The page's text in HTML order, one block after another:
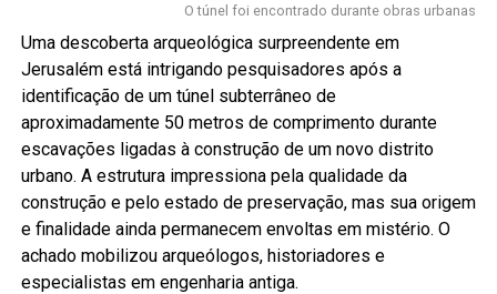
O túnel foi encontrado durante obras urbanas
Uma descoberta arqueológica surpreendente em
Jerusalém está intrigando pesquisadores após a
identificação de um túnel subterrâneo de
aproximadamente 50 metros de comprimento durante
escavações ligadas à construção de um novo distrito
urbano. A estrutura impressiona pela qualidade da
construção e pelo estado de preservação, mas sua origem
e finalidade ainda permanecem envoltas em mistério. O
achado mobilizou arqueólogos, historiadores e
especialistas em engenharia antiga.